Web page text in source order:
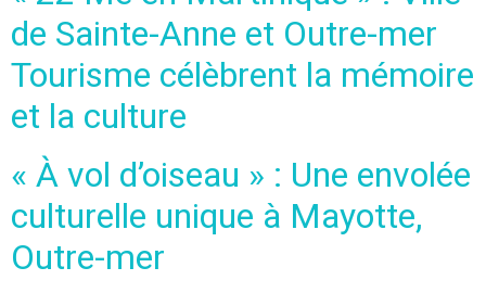
de Sainte-Anne et Outre-mer
Tourisme célèbrent la mémoire
et la culture
« À vol d’oiseau » : Une envolée
culturelle unique à Mayotte,
Outre-mer